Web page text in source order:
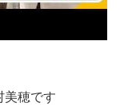
美穂です